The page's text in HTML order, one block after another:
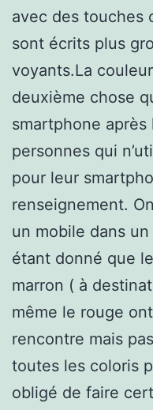
avec des touches
sont écrits plus
voyants.La
deuxième chose
smartphone après
personnes qui
pour leur
renseignement.
un mobile dans
étant donné que
marron ( à
même le rouge
rencontre mais
toutes les coloris
obligé de faire